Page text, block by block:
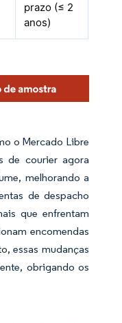
prazo (≤ 2
anos)
o Mercado Libre
de courier agora
melhorando a
de despacho
que enfrentam
encomendas
essas mudanças
obrigando os